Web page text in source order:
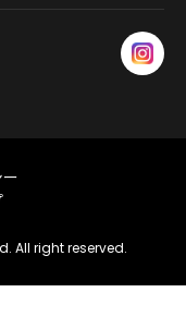
All right reserved.